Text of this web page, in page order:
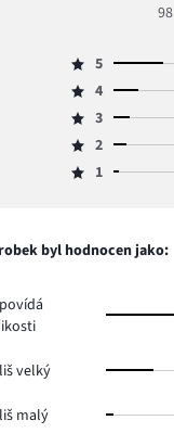
4
98
Hodnocení
5,
počet
hlasů
5
Hodnocení
4,
počet
hlasů
4
Hodnocení
3,
počet
3
Hodnocení
2,
12.
2
Hodnocení
hlasů
1
byl hodnocen jako:
velký
malý